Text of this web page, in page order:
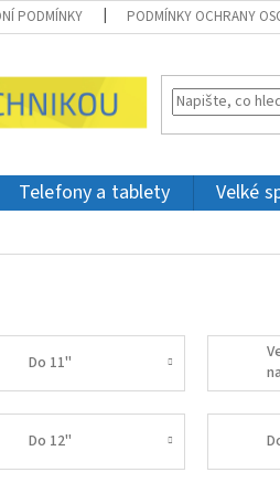
PODMÍNKY PODMÍNKY OCHRANY
Telefony a tablety Velké
Do 11"
Do 12"